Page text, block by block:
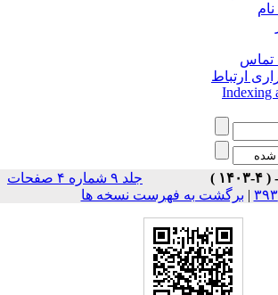
ارتباط
جلد ۹ شماره ۴ صفحات
|برگشت به فهرست نسخه ها